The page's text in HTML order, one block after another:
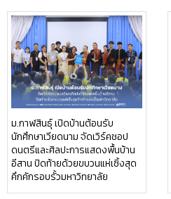
ม.กาฬสินธุ์ เปิดบ้านต้อนรับ
นักศึกษาเวียดนาม จัดเวิร์คชอป
ดนตรีและศิลปะการแสดงพื้นบ้าน
อีสาน ปิดท้ายด้วยขบวนแห่เซิ้งสุด
คึกคักรอบรั้วมหาวิทยาลัย